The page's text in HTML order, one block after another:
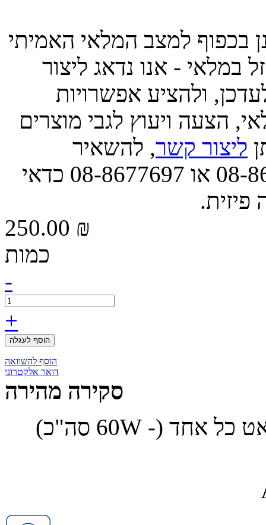
בכפוף למצב המלאי האמיתי
במלאי - אנו נדאג ליצור
ולהציע אפשרויות
הצעה ויעוץ לגבי מוצרים
ליצור קשר, להשאיר
הודעה, או לפנות אלינו בטל' 08-8677663 או 08-8677697 כדאי
פיזית.
250.00 ₪
כמות
-
+
הוסף לעגלה
הוסף להשוואה
דואר אלקטרוני
סקירה מהירה
זוג רמקולים ימיים בעוצמה של 30 וואט כל אחד (- 60W סה"כ)